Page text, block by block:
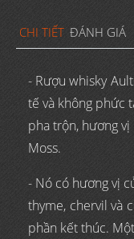
CHI TIẾT ĐÁNH GIÁ
- Rượu whisky
tế và không phức
pha trộn, hương
Moss.
- Nó có hương vị
thyme, chervil và
phần kết thúc.